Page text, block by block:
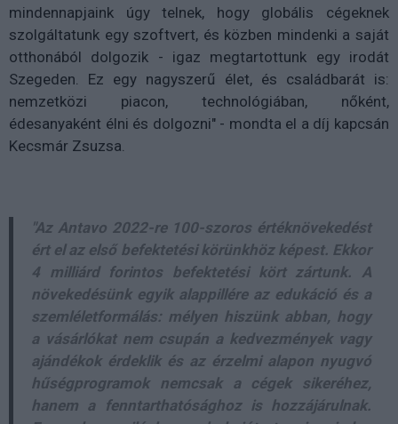
mindennapjaink úgy telnek, hogy globális cégeknek
szolgáltatunk egy szoftvert, és közben mindenki a saját
otthonából dolgozik - igaz megtartottunk egy irodát
Szegeden. Ez egy nagyszerű élet, és családbarát is:
nemzetközi piacon, technológiában, nőként,
édesanyaként élni és dolgozni" - mondta el a díj kapcsán
Kecsmár Zsuzsa.
"Az Antavo 2022-re 100-szoros értéknövekedést
ért el az első befektetési körünkhöz képest. Ekkor
4 milliárd forintos befektetési kört zártunk. A
növekedésünk egyik alappillére az edukáció és a
szemléletformálás: mélyen hiszünk abban, hogy
a vásárlókat nem csupán a kedvezmények vagy
ajándékok érdeklik és az érzelmi alapon nyugvó
hűségprogramok nemcsak a cégek sikeréhez,
hanem a fenntarthatósághoz is hozzájárulnak.